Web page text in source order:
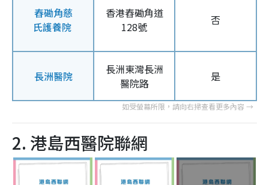
舂磡角慈
氏護養院
香港舂磡角道
128號
否
長洲醫院
長洲東灣長洲
醫院路
是
2. 港島西醫院聯網